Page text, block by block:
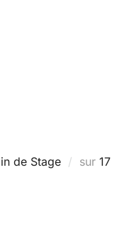
de Stage sur 17